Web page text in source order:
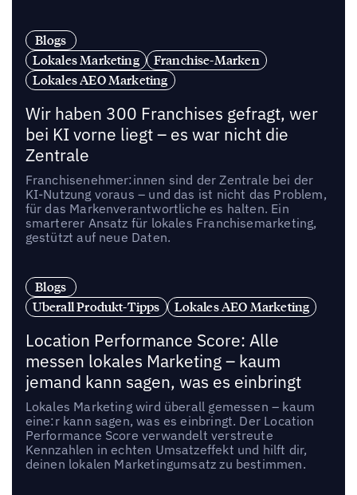
Blogs
Lokales Marketing
Franchise-Marken
Lokales AEO Marketing
Wir haben 300 Franchises gefragt, wer
bei KI vorne liegt – es war nicht die
Zentrale
Franchisenehmer:innen sind der Zentrale bei der
KI-Nutzung voraus – und das ist nicht das Problem,
für das Markenverantwortliche es halten. Ein
smarterer Ansatz für lokales Franchisemarketing,
gestützt auf neue Daten.
Blogs
Uberall Produkt-Tipps
Lokales AEO Marketing
Location Performance Score: Alle
messen lokales Marketing – kaum
jemand kann sagen, was es einbringt
Lokales Marketing wird überall gemessen – kaum
eine:r kann sagen, was es einbringt. Der Location
Performance Score verwandelt verstreute
Kennzahlen in echten Umsatzeffekt und hilft dir,
deinen lokalen Marketingumsatz zu bestimmen.